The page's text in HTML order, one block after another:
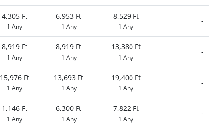
4,305 Ft
1 Any
6,953 Ft
1 Any
8,529 Ft
1 Any
-
8,919 Ft
1 Any
8,919 Ft
1 Any
13,380 Ft
1 Any
-
15,976 Ft
1 Any
13,693 Ft
1 Any
19,400 Ft
1 Any
-
1,146 Ft
1 Any
6,300 Ft
1 Any
7,822 Ft
1 Any
-